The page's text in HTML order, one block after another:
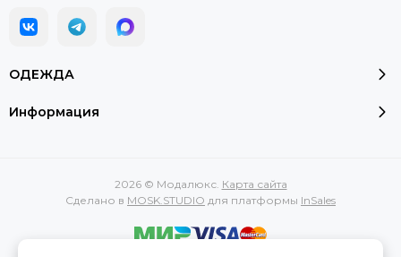
ОДЕЖДА
Информация
2026 © Модалюкс. Карта сайта
Сделано в MOSK.STUDIO для платформы InSales